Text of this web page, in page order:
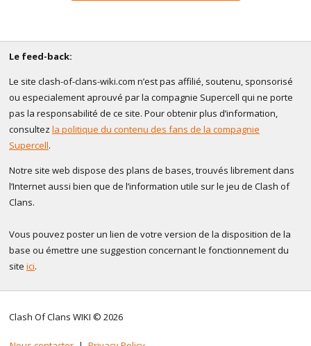
Le feed-back:
Le site clash-of-clans-wiki.com n’est pas affilié, soutenu, sponsorisé
ou especialement aprouvé par la compagnie Supercell qui ne porte
pas la responsabilité de ce site. Pour obtenir plus d’information,
consultez la politique du contenu des fans de la compagnie
Supercell.
Notre site web dispose des plans de bases, trouvés librement dans
l’Internet aussi bien que de l’information utile sur le jeu de Clash of
Clans.
Vous pouvez poster un lien de votre version de la disposition de la
base ou émettre une suggestion concernant le fonctionnement du
site ici.
Clash Of Clans WIKI © 2026